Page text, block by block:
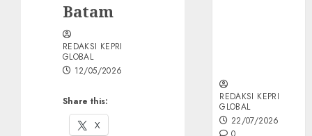
Batam
Share this:
X
REDAKSI KEPRI
GLOBAL
12/05/2026
REDAKSI KEPRI
GLOBAL
22/07/2026